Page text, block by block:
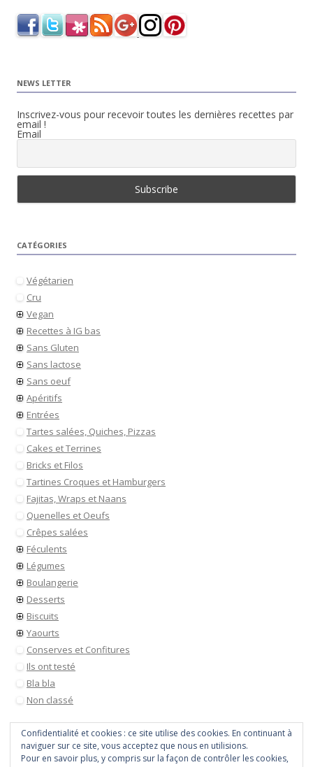
NEWS LETTER
Inscrivez-vous pour recevoir toutes les dernières recettes par
email !
Email
CATÉGORIES
Végétarien
Cru
Vegan
Recettes à IG bas
Sans Gluten
Sans lactose
Sans oeuf
Apéritifs
Entrées
Tartes salées, Quiches, Pizzas
Cakes et Terrines
Bricks et Filos
Tartines Croques et Hamburgers
Fajitas, Wraps et Naans
Quenelles et Oeufs
Crêpes salées
Féculents
Légumes
Boulangerie
Desserts
Biscuits
Yaourts
Conserves et Confitures
Ils ont testé
Bla bla
Non classé
Confidentialité et cookies : ce site utilise des cookies. En continuant à
naviguer sur ce site, vous acceptez que nous en utilisions.
Pour en savoir plus, y compris sur la façon de contrôler les cookies,